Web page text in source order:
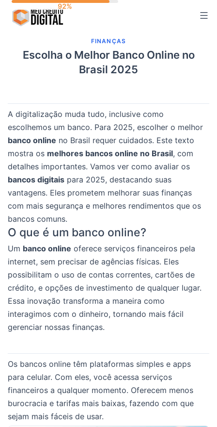
FINANÇAS
Escolha o Melhor Banco Online no
Brasil 2025
A digitalização muda tudo, inclusive como
escolhemos um banco. Para 2025, escolher o melhor
banco online no Brasil requer cuidados. Este texto
mostra os melhores bancos online no Brasil, com
detalhes importantes. Vamos ver como avaliar os
bancos digitais para 2025, destacando suas
vantagens. Eles prometem melhorar suas finanças
com mais segurança e melhores rendimentos que os
bancos comuns.
O que é um banco online?
Um banco online oferece serviços financeiros pela
internet, sem precisar de agências físicas. Eles
possibilitam o uso de contas correntes, cartões de
crédito, e opções de investimento de qualquer lugar.
Essa inovação transforma a maneira como
interagimos com o dinheiro, tornando mais fácil
gerenciar nossas finanças.
Os bancos online têm plataformas simples e apps
para celular. Com eles, você acessa serviços
financeiros a qualquer momento. Oferecem menos
burocracia e tarifas mais baixas, fazendo com que
sejam mais fáceis de usar.